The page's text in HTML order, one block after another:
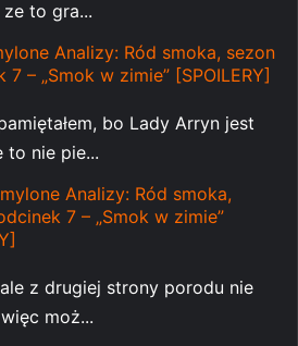
to gra...
Analizy: Ród smoka, sezon
7 – „Smok w zimie” [SPOILERY]
bo Lady Arryn jest
to nie pie...
Analizy: Ród smoka,
7 – „Smok w zimie”
z drugiej strony porodu nie
moż...